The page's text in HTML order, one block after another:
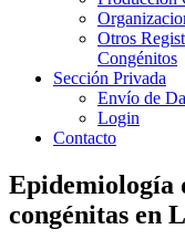
Otros
Congénitos
Sección Privada
Envío de
Login
Contacto
Epidemiología
congénitas en